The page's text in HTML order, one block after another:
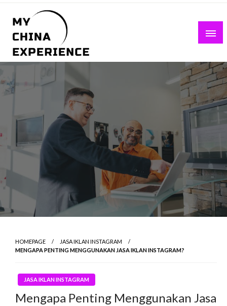
Skip
content
HOMEPAGE
JASA IKLAN INSTAGRAM
MENGAPA PENTING MENGGUNAKAN JASA IKLAN INSTAGRAM?
JASA IKLAN INSTAGRAM
Mengapa Penting Menggunakan Jasa